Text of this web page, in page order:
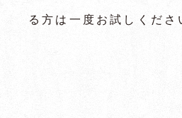
る方は一度お試しくださ